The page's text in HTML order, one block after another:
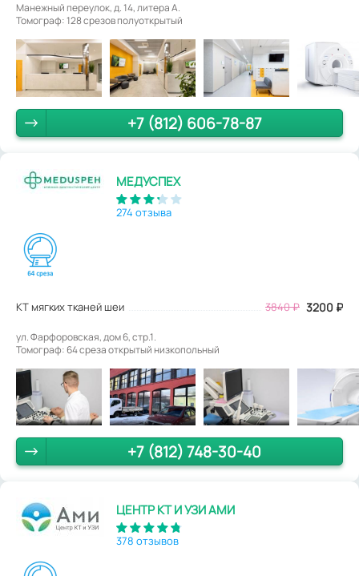
Манежный переулок, д. 14, литера А.
Томограф: 128 срезов полуоткрытый
+7 (812) 606-78-87
МЕДУСПЕХ
274 отзыва
КТ мягких тканей шеи 3840₽ 3200 ₽
ул. Фарфоровская, дом 6, стр.1.
Томограф: 64 среза открытый низкопольный
+7 (812) 748-30-40
ЦЕНТР КТ И УЗИ АМИ
378 отзывов